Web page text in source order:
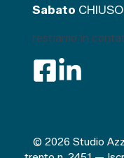
Sabato CHIUSO
restiamo in
© 2026 Studio